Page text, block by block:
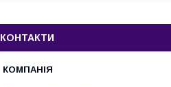
КОНТАКТИ